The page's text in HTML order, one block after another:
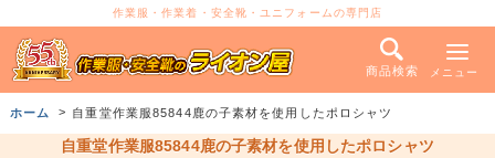
作業服・作業着・安全靴・ユニフォームの専門店
商品検索 メニュー
ホーム 自重堂作業服85844鹿の子素材を使用したポロシャツ
自重堂作業服85844鹿の子素材を使用したポロシャツ